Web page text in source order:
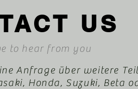
US
to hear from you
Anfrage über weitere
Honda, Suzuki, Beta